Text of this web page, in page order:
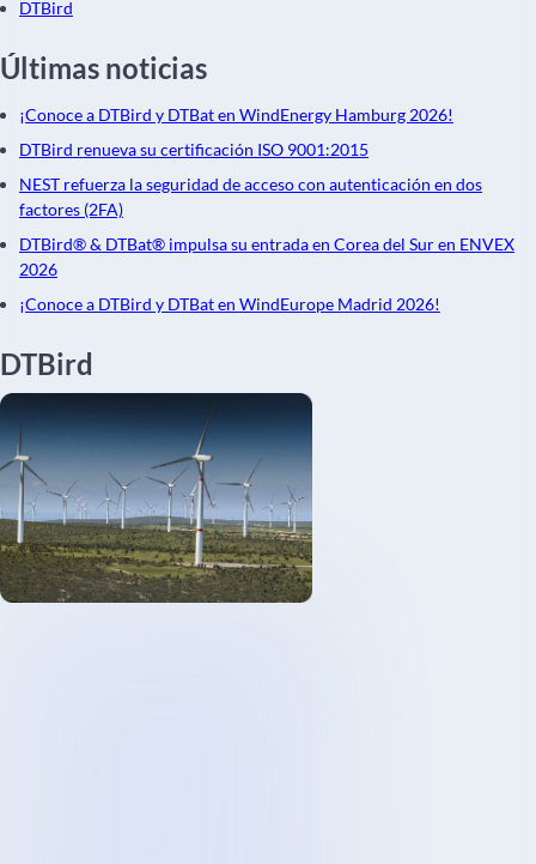
DTBird
Últimas noticias
¡Conoce a DTBird y DTBat en WindEnergy Hamburg 2026!
DTBird renueva su certificación ISO 9001:2015
NEST refuerza la seguridad de acceso con autenticación en dos
factores (2FA)
DTBird® & DTBat® impulsa su entrada en Corea del Sur en ENVEX
2026
¡Conoce a DTBird y DTBat en WindEurope Madrid 2026!
DTBird